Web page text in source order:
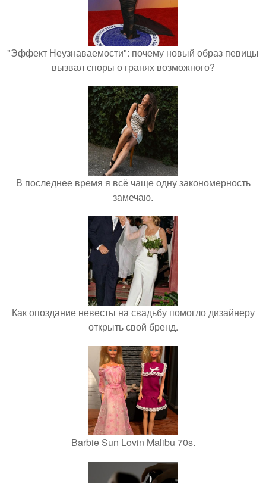
"Эффект Неузнаваемости": почему новый образ певицы
вызвал споры о гранях возможного?
В последнее время я всё чаще одну закономерность
замечаю.
Как опоздание невесты на свадьбу помогло дизайнеру
открыть свой бренд.
Barbie Sun Lovin Malibu 70s.